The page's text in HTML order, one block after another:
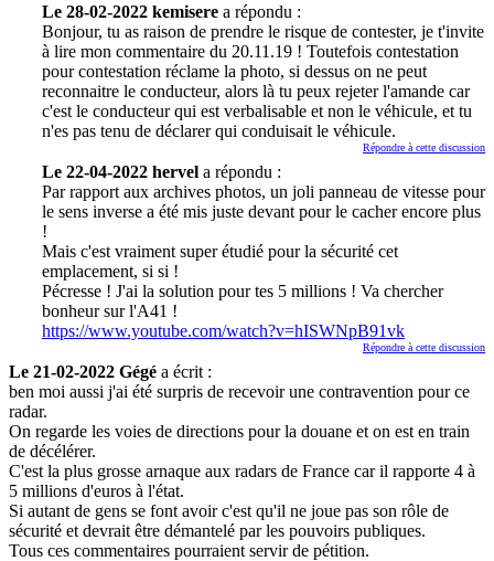
Le 28-02-2022 kemisere a répondu :
Bonjour, tu as raison de prendre le risque de contester, je t'invite
à lire mon commentaire du 20.11.19 ! Toutefois contestation
pour contestation réclame la photo, si dessus on ne peut
reconnaitre le conducteur, alors là tu peux rejeter l'amande car
c'est le conducteur qui est verbalisable et non le véhicule, et tu
n'es pas tenu de déclarer qui conduisait le véhicule.
Répondre à cette discussion
Le 22-04-2022 hervel a répondu :
Par rapport aux archives photos, un joli panneau de vitesse pour
le sens inverse a été mis juste devant pour le cacher encore plus
!
Mais c'est vraiment super étudié pour la sécurité cet
emplacement, si si !
Pécresse ! J'ai la solution pour tes 5 millions ! Va chercher
bonheur sur l'A41 !
https://www.youtube.com/watch?v=hISWNpB91vk
Répondre à cette discussion
Le 21-02-2022 Gégé a écrit :
ben moi aussi j'ai été surpris de recevoir une contravention pour ce
radar.
On regarde les voies de directions pour la douane et on est en train
de décélérer.
C'est la plus grosse arnaque aux radars de France car il rapporte 4 à
5 millions d'euros à l'état.
Si autant de gens se font avoir c'est qu'il ne joue pas son rôle de
sécurité et devrait être démantelé par les pouvoirs publiques.
Tous ces commentaires pourraient servir de pétition.